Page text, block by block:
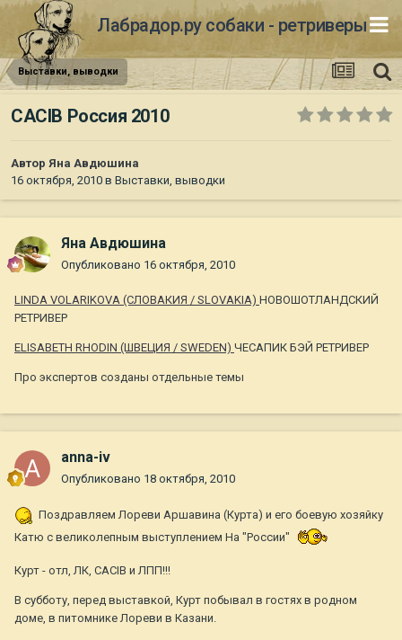
Лабрадор.ру собаки - ретриверы
Выставки, выводки
CACIB Россия 2010
Автор Яна Авдюшина
16 октября, 2010 в Выставки, выводки
Яна Авдюшина
Опубликовано 16 октября, 2010
LINDA VOLARIKOVA (СЛОВАКИЯ / SLOVAKIA) НОВОШОТЛАНДСКИЙ
РЕТРИВЕР
ELISABETH RHODIN (ШВЕЦИЯ / SWEDEN) ЧЕСАПИК БЭЙ РЕТРИВЕР
Про экспертов созданы отдельные темы
anna-iv
Опубликовано 18 октября, 2010
Поздравляем Лореви Аршавина (Курта) и его боевую хозяйку
Катю с великолепным выступлением На "России"
Курт - отл, ЛК, CACIB и ЛПП!!!
В субботу, перед выставкой, Курт побывал в гостях в родном
доме, в питомнике Лореви в Казани.